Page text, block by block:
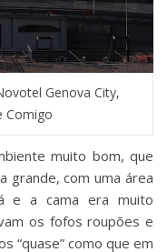
Genova City,
Comigo
muito bom, que
grande, com uma área
e a cama era muito
os fofos roupões e
“quase” como que em